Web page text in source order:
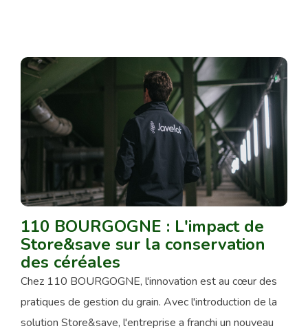
110 BOURGOGNE : L'impact de
Store&save sur la conservation
des céréales
Chez 110 BOURGOGNE, l'innovation est au cœur des
pratiques de gestion du grain. Avec l'introduction de la
solution Store&save, l'entreprise a franchi un nouveau